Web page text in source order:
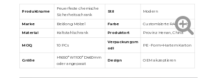
Produktname
Feuerfeste chemische
Sicherheitsschrank
Stil Modern
Marke Beidong Möbel Farbe Customisierte RAL -Farbe
Material Kaltstahlschrank Produktort Provinz Henan, China
MOQ 10 PCs
Verpackungsm
odi
PE -Form+Hartem Karton
Größe
H1650*W1100*D460mm
oder angepasst
Design OEM akzeptieren